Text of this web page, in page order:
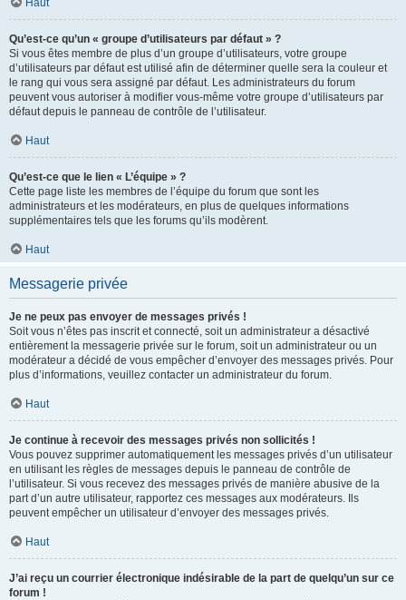
Haut
Qu’est-ce qu’un « groupe d’utilisateurs par défaut » ?
Si vous êtes membre de plus d’un groupe d’utilisateurs, votre groupe
d’utilisateurs par défaut est utilisé afin de déterminer quelle sera la couleur et
le rang qui vous sera assigné par défaut. Les administrateurs du forum
peuvent vous autoriser à modifier vous-même votre groupe d’utilisateurs par
défaut depuis le panneau de contrôle de l’utilisateur.
Haut
Qu’est-ce que le lien « L’équipe » ?
Cette page liste les membres de l’équipe du forum que sont les
administrateurs et les modérateurs, en plus de quelques informations
supplémentaires tels que les forums qu’ils modèrent.
Haut
Messagerie privée
Je ne peux pas envoyer de messages privés !
Soit vous n’êtes pas inscrit et connecté, soit un administrateur a désactivé
entièrement la messagerie privée sur le forum, soit un administrateur ou un
modérateur a décidé de vous empêcher d’envoyer des messages privés. Pour
plus d’informations, veuillez contacter un administrateur du forum.
Haut
Je continue à recevoir des messages privés non sollicités !
Vous pouvez supprimer automatiquement les messages privés d’un utilisateur
en utilisant les règles de messages depuis le panneau de contrôle de
l’utilisateur. Si vous recevez des messages privés de manière abusive de la
part d’un autre utilisateur, rapportez ces messages aux modérateurs. Ils
peuvent empêcher un utilisateur d’envoyer des messages privés.
Haut
J’ai reçu un courrier électronique indésirable de la part de quelqu’un sur ce
forum !